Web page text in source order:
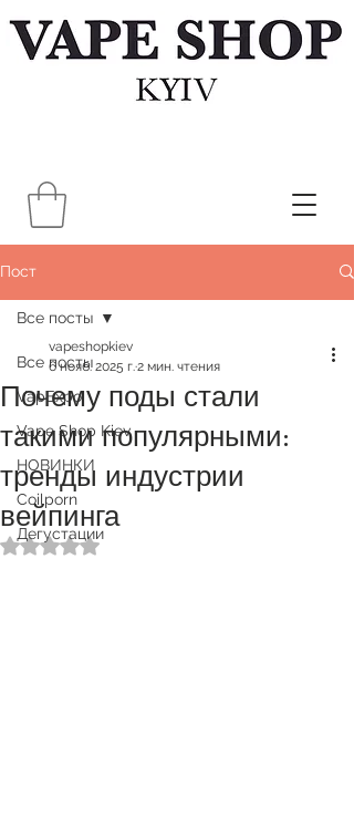
Пост
Все посты
VapExpo
Vape Shop Kiev
НОВИНКИ
Coilporn
Дегустации
Все посты
Почему поды стали
такими популярными:
тренды индустрии
вейпинга
vapeshopkiev
6 нояб. 2025 г. 2 мин. чтения
Оценка: не число из 5 звезд.